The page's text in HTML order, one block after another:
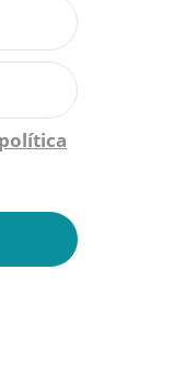
política